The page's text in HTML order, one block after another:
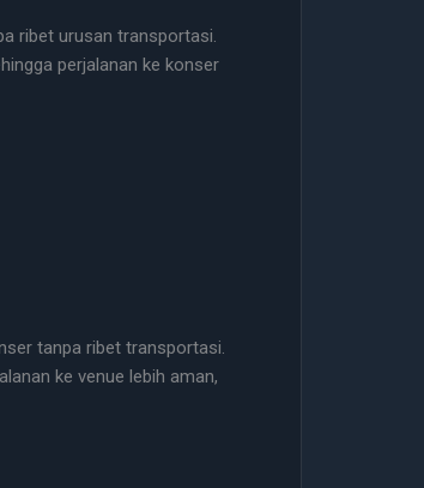
ribet urusan transportasi.
perjalanan ke konser
tanpa ribet transportasi.
ke venue lebih aman,